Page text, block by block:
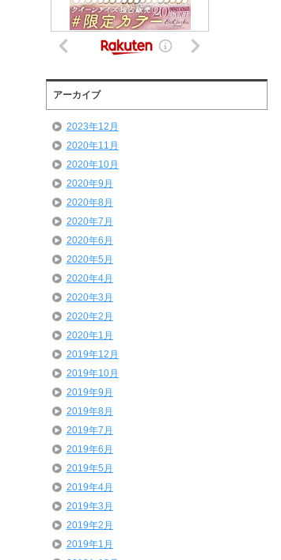
アーカイブ
2023年12月
2020年11月
2020年10月
2020年9月
2020年8月
2020年7月
2020年6月
2020年5月
2020年4月
2020年3月
2020年2月
2020年1月
2019年12月
2019年10月
2019年9月
2019年8月
2019年7月
2019年6月
2019年5月
2019年4月
2019年3月
2019年2月
2019年1月